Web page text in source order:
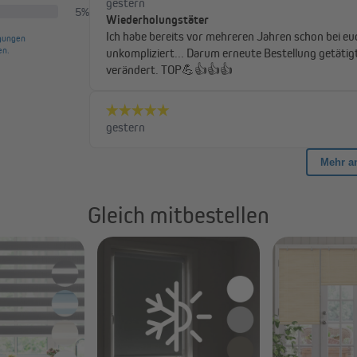
dir, die nächstgrößere Höhe
Stoff komplett abrollt – das
löst. Trotz sorgfältiger
Gewebe des Produktes
maßgefertigte Rollos, die genau auf deine Bedürfnisse
Gleich mitbestellen